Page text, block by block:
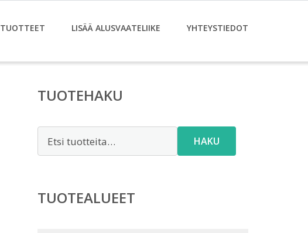
TUOTTEET LISÄÄ ALUSVAATELIIKE YHTEYSTIEDOT
TUOTEHAKU
HAKU
TUOTEALUEET